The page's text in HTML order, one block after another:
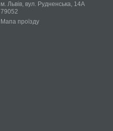
м. Львів, вул. Рудненська, 14А
79052
Мапа проїзду